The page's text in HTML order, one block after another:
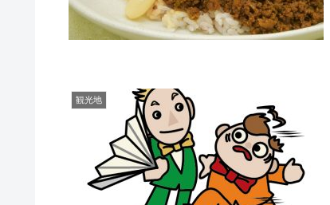
観光地